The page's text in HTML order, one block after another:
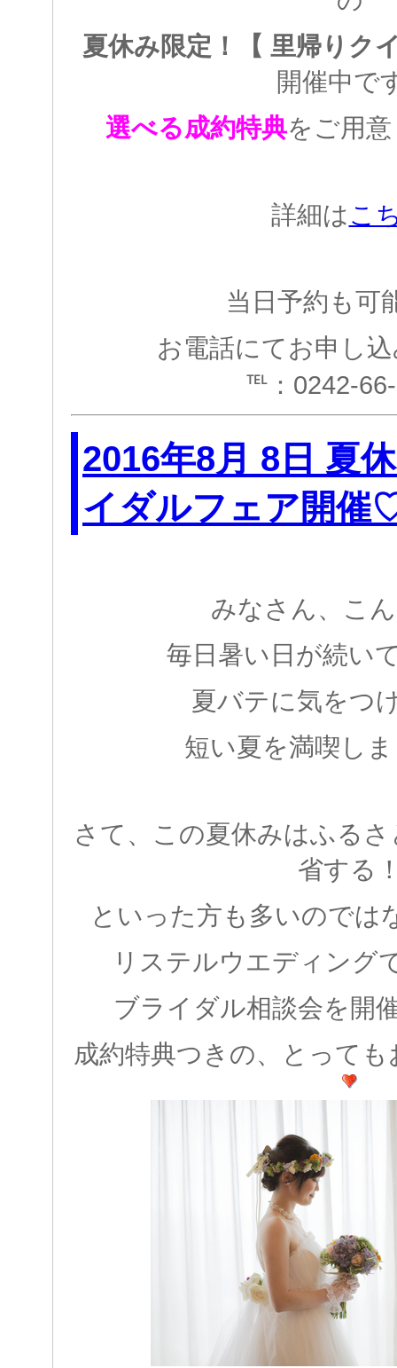
夏休み限定！
【 里帰りク
開催中で
選べる成約特典をご用
詳細は こ
当日予約も可
お電話にてお申し
℡：0242-
2016年8月 8日 夏
イダルフェア開催
みなさん、こ
毎日暑い日が続い
夏バテに気をつ
短い夏を満喫し
さて、この夏休みはふる
省する
といった方も多いのでは
リステルウエディング
ブライダル相談会を開
成約特典つきの、とって